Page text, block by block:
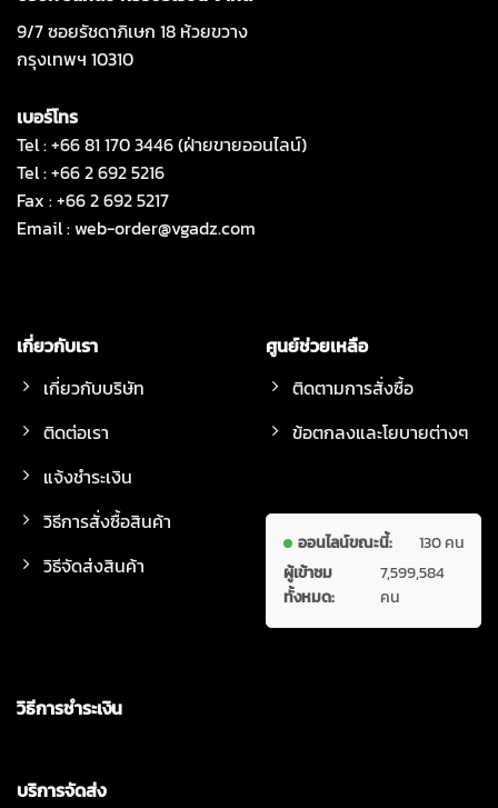
9/7 ซอยรัชดาภิเษก 18 ห้วยขวาง
กรุงเทพฯ 10310
เบอร์โทร
Tel : +66 81 170 3446 (ฝ่ายขายออนไลน์)
Tel : +66 2 692 5216
Fax : +66 2 692 5217
Email :web-order@vgadz.com
เกี่ยวกับเรา
เกี่ยวกับบริษัท
ติดต่อเรา
แจ้งชำระเงิน
วิธีการสั่งซื้อสินค้า
วิธีจัดส่งสินค้า
ศูนย์ช่วยเหลือ
ติดตามการสั่งซื้อ
ข้อตกลงและโยบายต่างๆ
ออนไลน์ขณะนี้:
130 คน
ผู้เข้าชม
ทั้งหมด:
7,599,584
คน
วิธีการชำระเงิน
บริการจัดส่ง